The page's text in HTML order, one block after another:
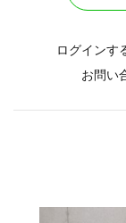
ログインす
お問い